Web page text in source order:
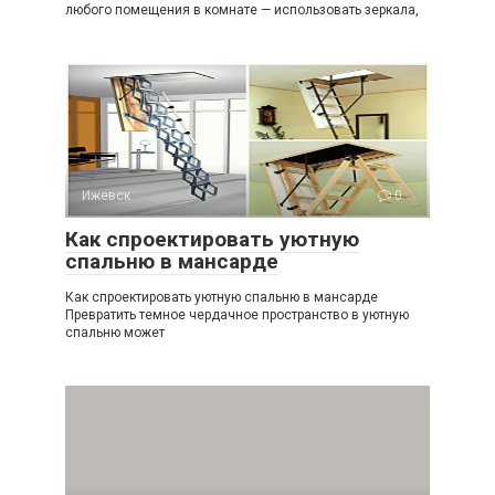
любого помещения в комнате — использовать зеркала,
Ижевск 0
Как спроектировать уютную
спальню в мансарде
Как спроектировать уютную спальню в мансарде
Превратить темное чердачное пространство в уютную
спальню может